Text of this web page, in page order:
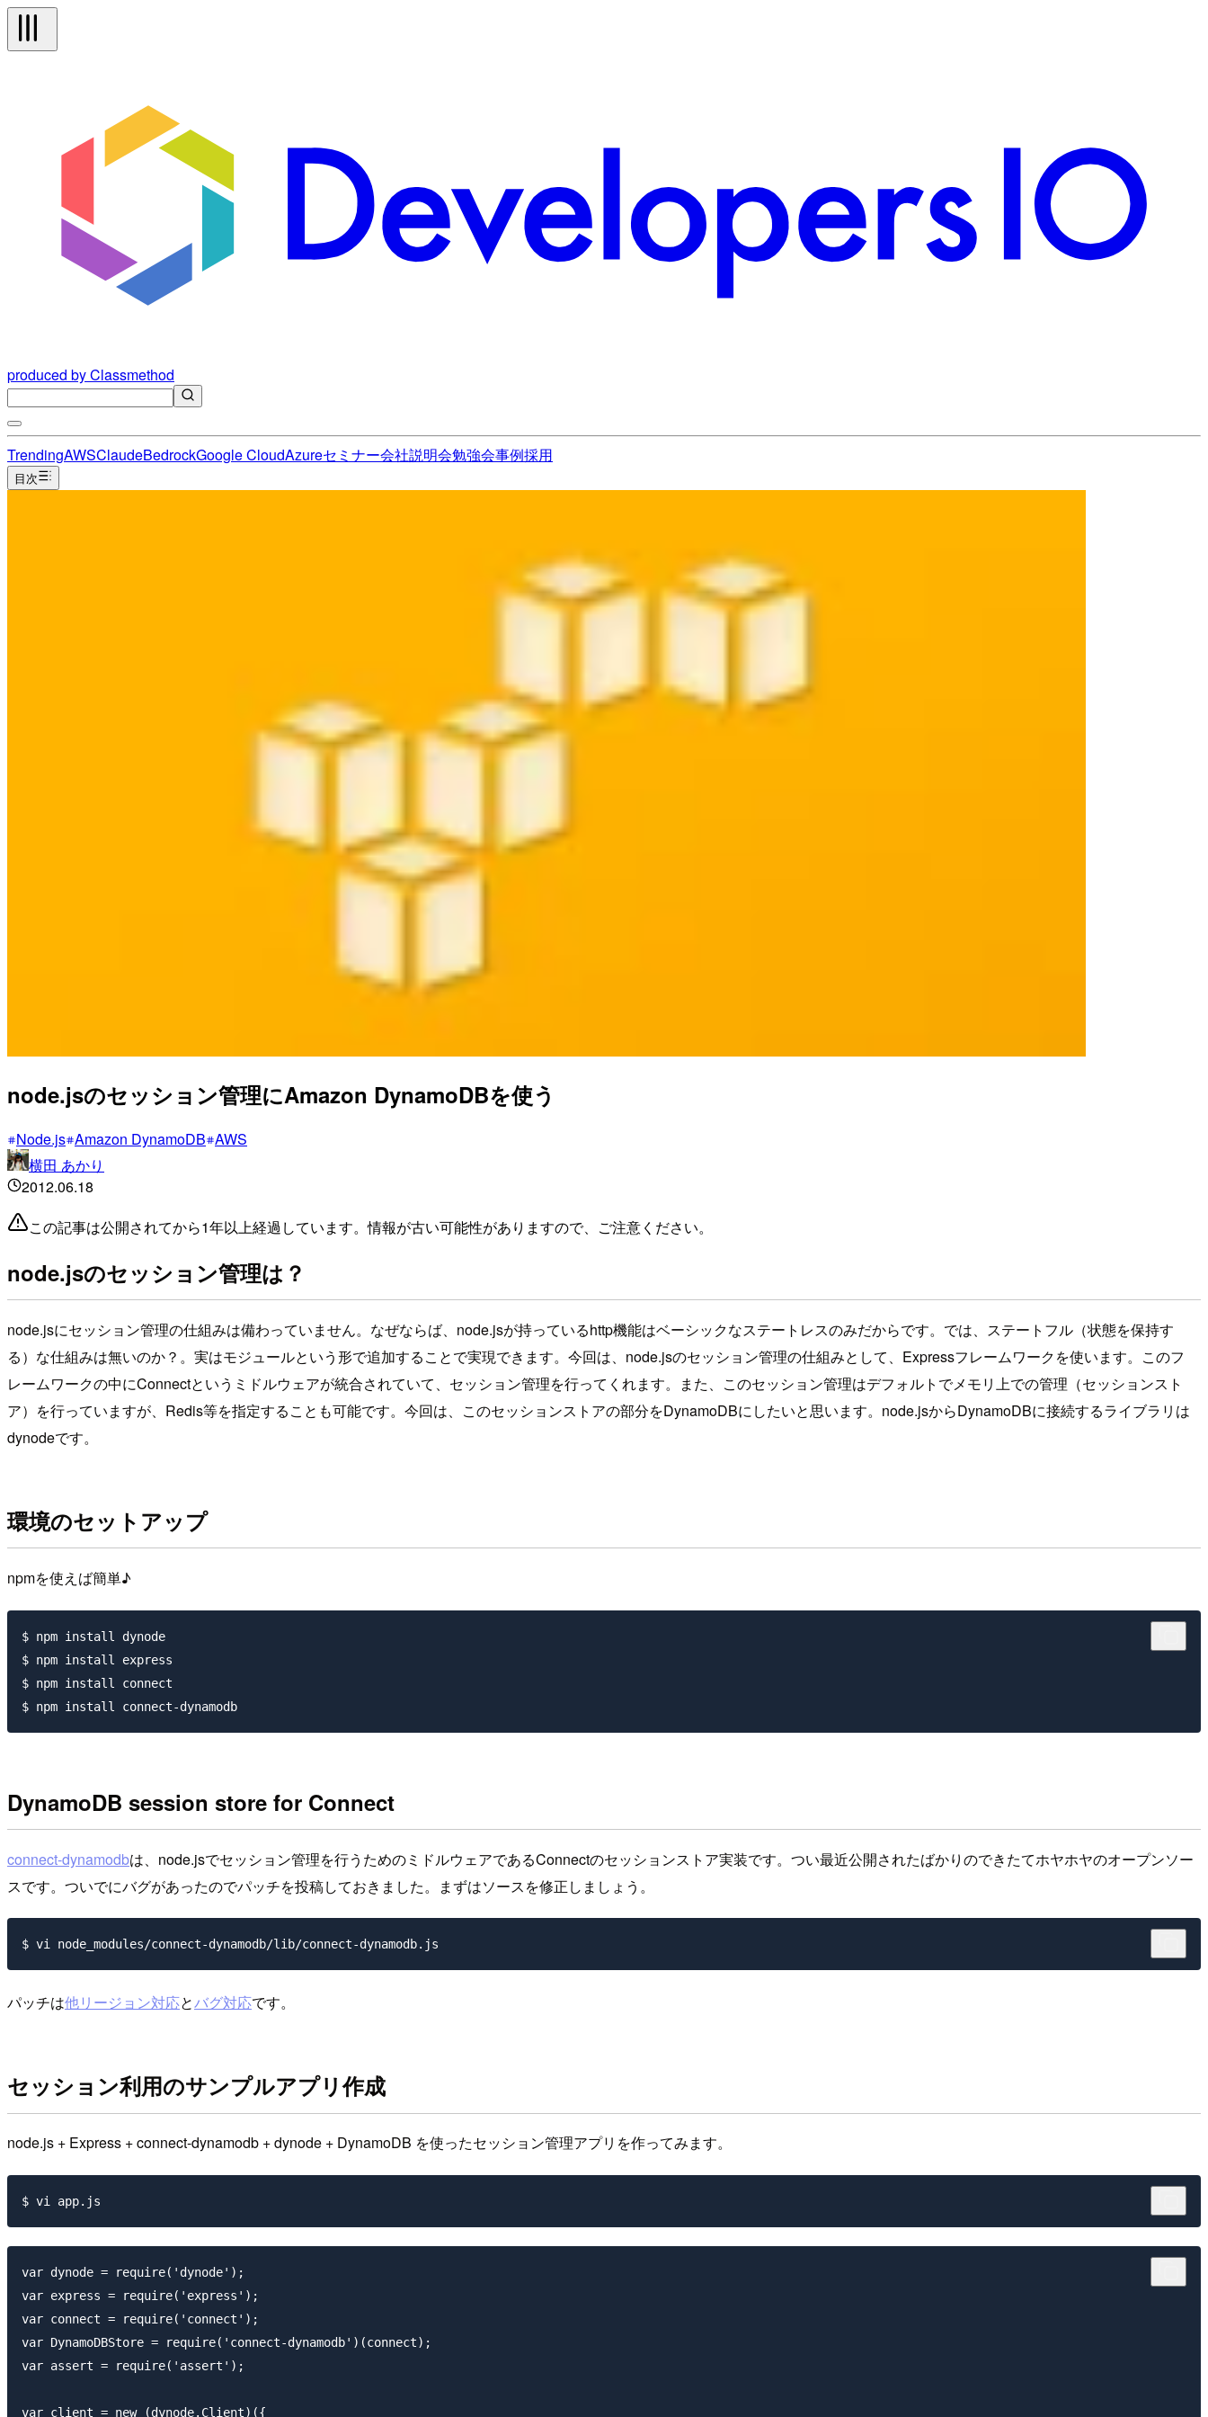
produced by Classmethod
TrendingAWSClaudeBedrockGoogle CloudAzureセミナー会社説明会勉強会事例採用
目次
node.jsのセッション管理にAmazon DynamoDBを使う
Node.js Amazon DynamoDB AWS
横田 あかり
2012.06.18
この記事は公開されてから1年以上経過しています。情報が古い可能性がありますので、ご注意ください。
node.jsのセッション管理は？
node.jsにセッション管理の仕組みは備わっていません。なぜならば、node.jsが持っているhttp機能はベーシックなステートレスのみだからです。では、ステートフル（状態を保持す
る）な仕組みは無いのか？。実はモジュールという形で追加することで実現できます。今回は、node.jsのセッション管理の仕組みとして、Expressフレームワークを使います。このフ
レームワークの中にConnectというミドルウェアが統合されていて、セッション管理を行ってくれます。また、このセッション管理はデフォルトでメモリ上での管理（セッションスト
ア）を行っていますが、Redis等を指定することも可能です。今回は、このセッションストアの部分をDynamoDBにしたいと思います。node.jsからDynamoDBに接続するライブラリは
dynodeです。
環境のセットアップ
npmを使えば簡単♪
$ npm install dynode
$ npm install express
$ npm install connect
DynamoDB session store for Connect
connect-dynamodbは、node.jsでセッション管理を行うためのミドルウェアであるConnectのセッションストア実装です。つい最近公開されたばかりのできたてホヤホヤのオープンソー
スです。ついでにバグがあったのでパッチを投稿しておきました。まずはソースを修正しましょう。
パッチは他リージョン対応とバグ対応です。
セッション利用のサンプルアプリ作成
node.js + Express + connect-dynamodb + dynode + DynamoDB を使ったセッション管理アプリを作ってみます。
var dynode = require('dynode');
var express = require('express');
var connect = require('connect');
var DynamoDBStore = require('connect-dynamodb')(connect);
var assert = require('assert');
var client = new (dynode.Client)({